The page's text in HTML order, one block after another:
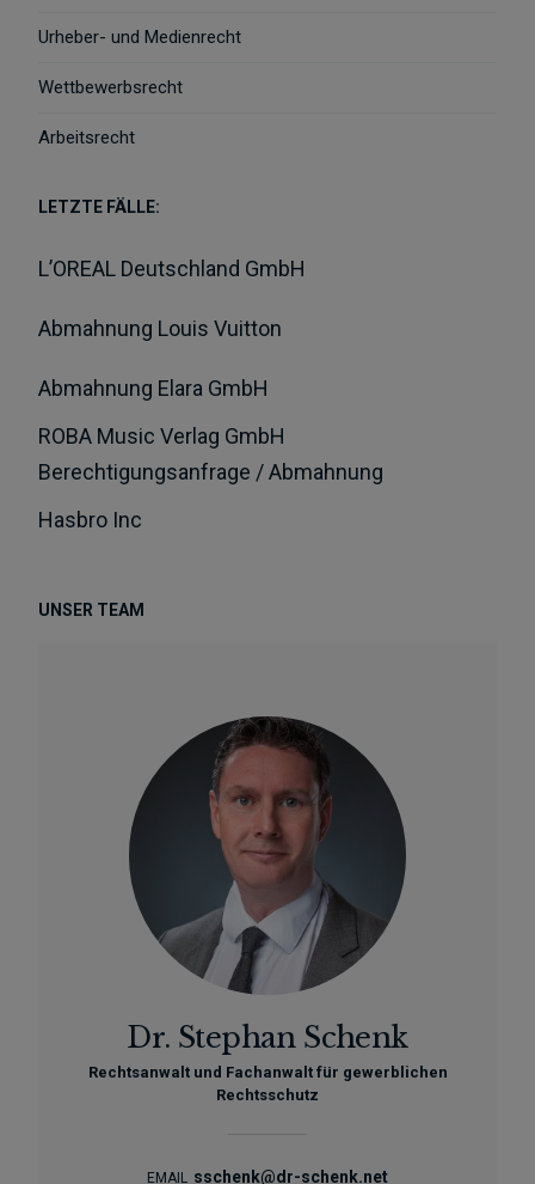
Urheber- und Medienrecht
Wettbewerbsrecht
Arbeitsrecht
LETZTE FÄLLE:
L’OREAL Deutschland GmbH
Abmahnung Louis Vuitton
Abmahnung Elara GmbH
ROBA Music Verlag GmbH
Berechtigungsanfrage / Abmahnung
Hasbro Inc
UNSER TEAM
Dr. Stephan Schenk
Rechtsanwalt und Fachanwalt für gewerblichen
Rechtsschutz
EMAIL sschenk@dr-schenk.net